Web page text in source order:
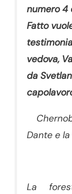
numero 4
Fatto
vedova,
da
Dante e
La